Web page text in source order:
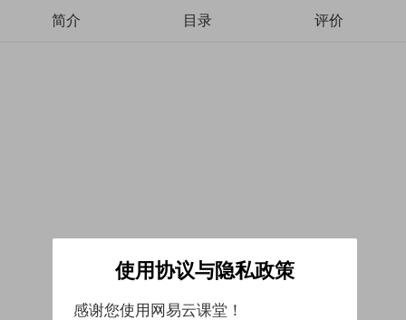
简介 目录 评价
使用协议与隐私政策
感谢您使用网易云课堂！